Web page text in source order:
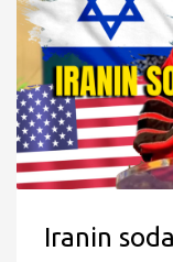
Iranin